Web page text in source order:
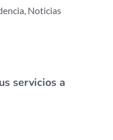
Noticias
servicios a